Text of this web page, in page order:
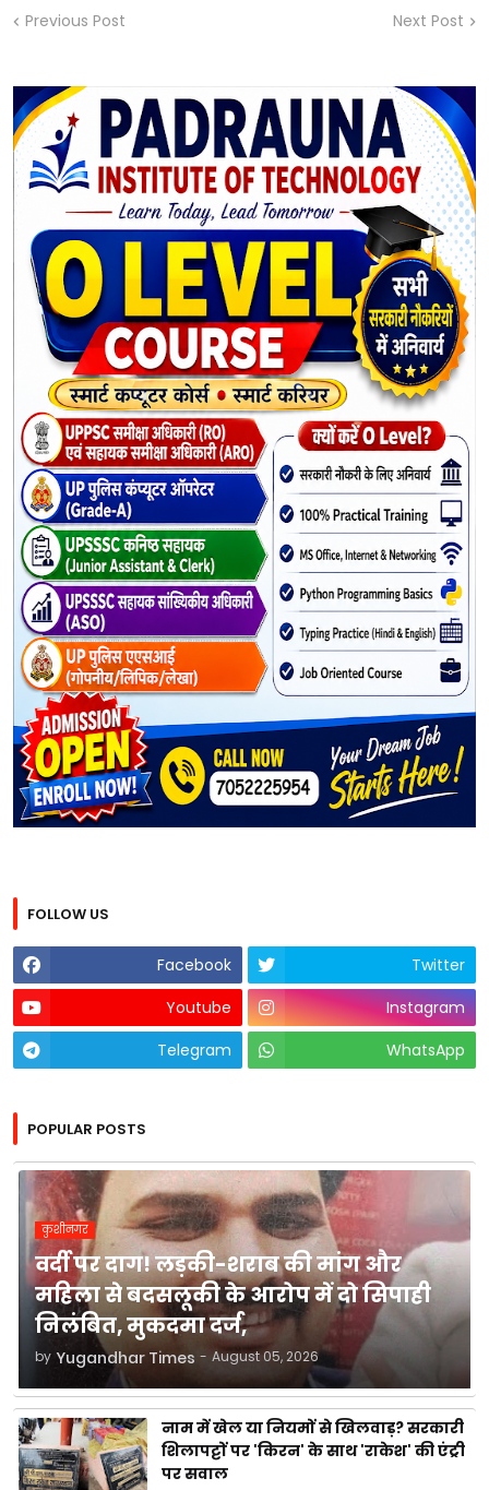
Previous Post Next Post
FOLLOW US
Facebook
Twitter
Youtube
Instagram
Telegram
WhatsApp
POPULAR POSTS
कुशीनगर
वर्दी पर दाग! लड़की-शराब की मांग और
महिला से बदसलूकी के आरोप में दो सिपाही
निलंबित, मुकदमा दर्ज,
by Yugandhar Times - August 05, 2026
नाम में खेल या नियमों से खिलवाड़? सरकारी
शिलापट्टों पर 'किरन' के साथ 'राकेश' की एंट्री
पर सवाल